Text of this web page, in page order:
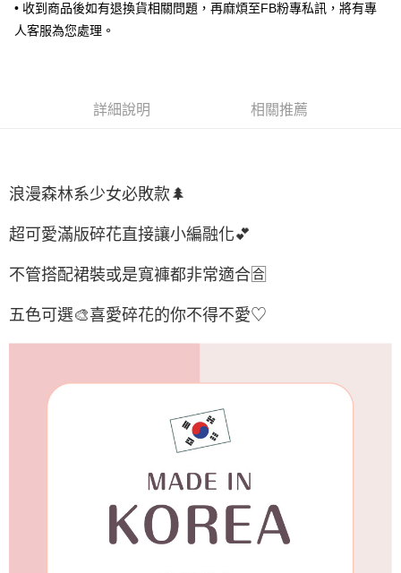
付款後全家取貨
每筆NT$65，滿NT$688(含以上)免運費
宅配
每筆NT$125，滿NT$1,500(含以上)免運費
其他海外郵寄
• 收到商品後如有退換貨相關問題，再麻煩至FB粉專私訊，將有專
人客服為您處理。
詳細說明 相關推薦
浪漫森林系少女必敗款🌲
超可愛滿版碎花直接讓小編融化💕
不管搭配裙裝或是寬褲都非常適合🈴️
五色可選🎨喜愛碎花的你不得不愛♡